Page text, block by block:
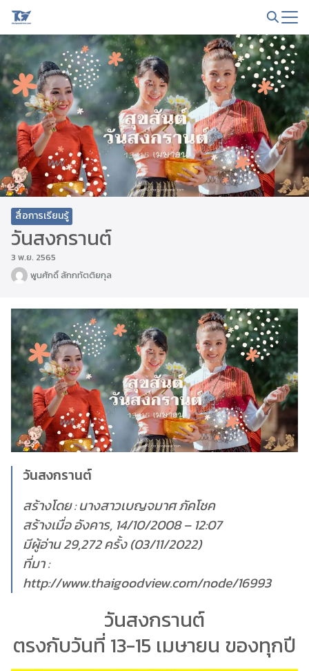
Skip
content
Search
for:
สื่อการเรียนรู้
วันสงกรานต์
3 พ.ย. 2565
พูนศักดิ์ สักกทัตติยกุล
วันสงกรานต์
สร้างโดย : นางสาวเบญจมาศ ภัคโชค
สร้างเมื่อ อังคาร, 14/10/2008 – 12:07
มีผู้อ่าน 29,272 ครั้ง (03/11/2022)
ที่มา :
http://www.thaigoodview.com/node/16993
วันสงกรานต์
ตรงกับวันที่ 13-15 เมษายน ของทุกปี